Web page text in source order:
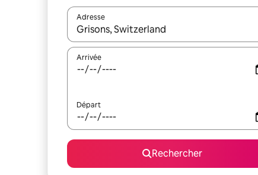
Adresse
Lorsque les résultats s'affichent, utilisez les
Arrivée
Départ
Rechercher